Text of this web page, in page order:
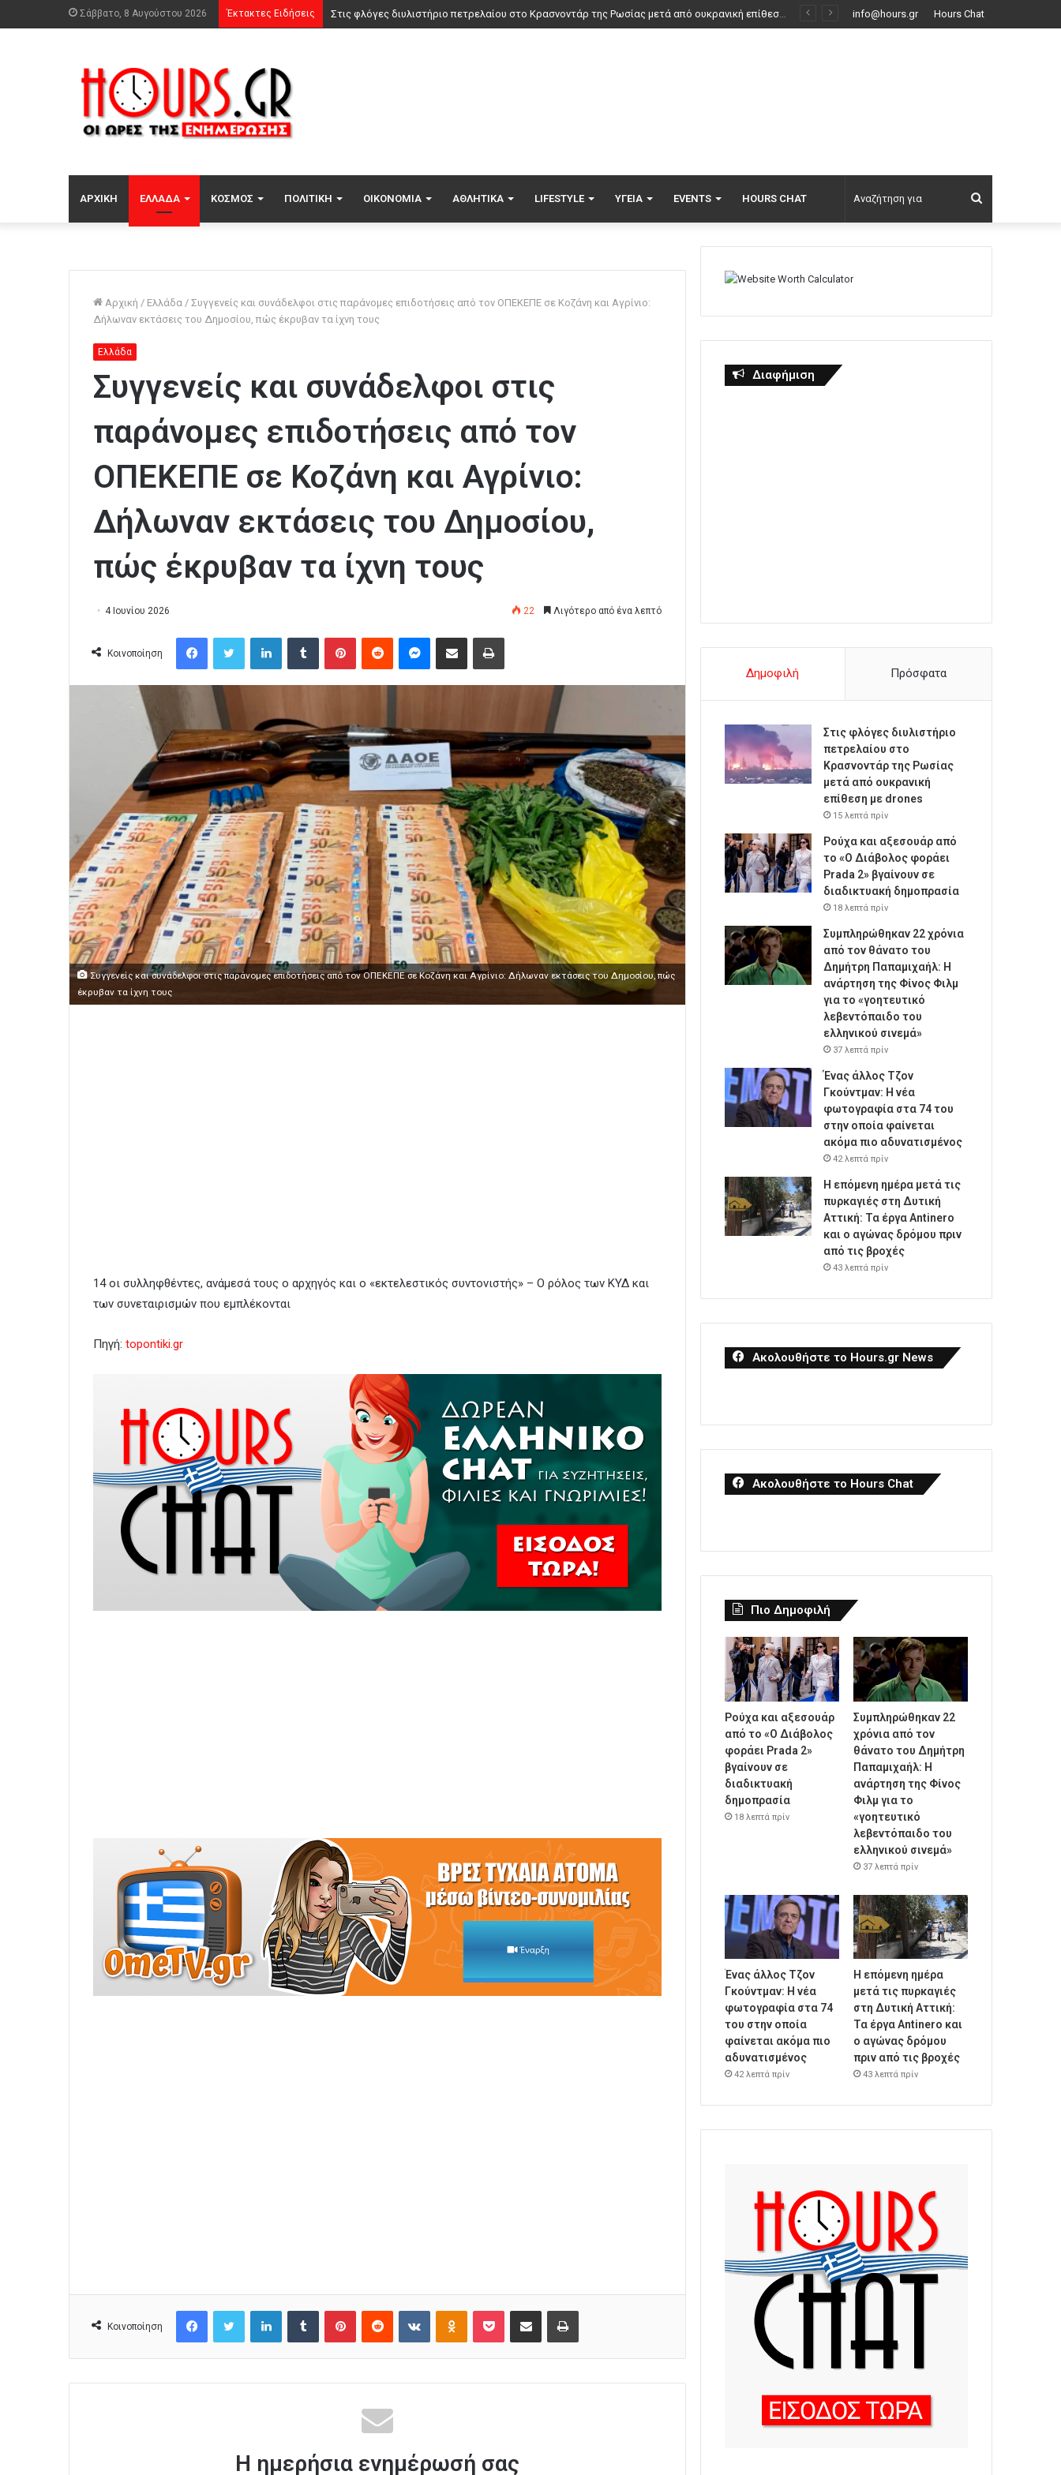
Σάββατο, 8 Αυγούστου 2026 Έκτακτες Ειδήσεις Ρούχα και αξεσουάρ από το «Ο Διάβολος φοράει Prada 2» βγαίνουν σε διαδικτυακή δημοπρασία info@hours.gr Hours Chat
ΑΡΧΙΚΉ ΕΛΛΆΔΑ ΚΌΣΜΟΣ ΠΟΛΙΤΙΚΉ ΟΙΚΟΝΟΜΊΑ ΑΘΛΗΤΙΚΆ LIFESTYLE ΥΓΕΊΑ EVENTS HOURS CHAT
για
Αρχική / Ελλάδα / Συγγενείς και συνάδελφοι στις παράνομες επιδοτήσεις από τον ΟΠΕΚΕΠΕ σε Κοζάνη και Αγρίνιο:
Δήλωναν εκτάσεις του Δημοσίου, πώς έκρυβαν τα ίχνη τους
Ελλάδα
Συγγενείς και συνάδελφοι στις
παράνομες επιδοτήσεις από τον
ΟΠΕΚΕΠΕ σε Κοζάνη και Αγρίνιο:
Δήλωναν εκτάσεις του Δημοσίου,
πώς έκρυβαν τα ίχνη τους
4 Ιουνίου 2026 22 Λιγότερο από ένα λεπτό
Κοινοποίηση
Συγγενείς και συνάδελφοι στις παράνομες επιδοτήσεις από τον ΟΠΕΚΕΠΕ σε Κοζάνη και Αγρίνιο: Δήλωναν εκτάσεις του Δημοσίου, πώς
έκρυβαν τα ίχνη τους
14 οι συλληφθέντες, ανάμεσά τους ο αρχηγός και ο «εκτελεστικός συντονιστής» – Ο ρόλος των ΚΥΔ και
των συνεταιρισμών που εμπλέκονται
Πηγή: topontiki.gr
Κοινοποίηση
Η ημερήσια ενημέρωσή σας
Διαφήμιση
Δημοφιλή Πρόσφατα
Στις φλόγες διυλιστήριο
πετρελαίου στο
Κρασνοντάρ της Ρωσίας
μετά από ουκρανική
επίθεση με drones
15 λεπτά πρίν
Ρούχα και αξεσουάρ από
το «Ο Διάβολος φοράει
Prada 2» βγαίνουν σε
διαδικτυακή δημοπρασία
18 λεπτά πρίν
Συμπληρώθηκαν 22 χρόνια
από τον θάνατο του
Δημήτρη Παπαμιχαήλ: Η
ανάρτηση της Φίνος Φιλμ
για το «γοητευτικό
λεβεντόπαιδο του
ελληνικού σινεμά»
37 λεπτά πρίν
Ένας άλλος Τζον
Γκούντμαν: H νέα
φωτογραφία στα 74 του
στην οποία φαίνεται
ακόμα πιο αδυνατισμένος
42 λεπτά πρίν
Η επόμενη ημέρα μετά τις
πυρκαγιές στη Δυτική
Αττική: Τα έργα Antinero
και ο αγώνας δρόμου πριν
από τις βροχές
43 λεπτά πρίν
Ακολουθήστε το Hours.gr News
Ακολουθήστε το Hours Chat
Πιο Δημοφιλή
Ρούχα και αξεσουάρ
από το «Ο Διάβολος
φοράει Prada 2»
βγαίνουν σε
διαδικτυακή
δημοπρασία
18 λεπτά πρίν
Συμπληρώθηκαν 22
χρόνια από τον
θάνατο του Δημήτρη
Παπαμιχαήλ: Η
ανάρτηση της Φίνος
Φιλμ για το
«γοητευτικό
λεβεντόπαιδο του
ελληνικού σινεμά»
37 λεπτά πρίν
Ένας άλλος Τζον
Γκούντμαν: H νέα
φωτογραφία στα 74
του στην οποία
φαίνεται ακόμα πιο
αδυνατισμένος
42 λεπτά πρίν
Η επόμενη ημέρα
μετά τις πυρκαγιές
στη Δυτική Αττική:
Τα έργα Antinero και
ο αγώνας δρόμου
πριν από τις βροχές
43 λεπτά πρίν